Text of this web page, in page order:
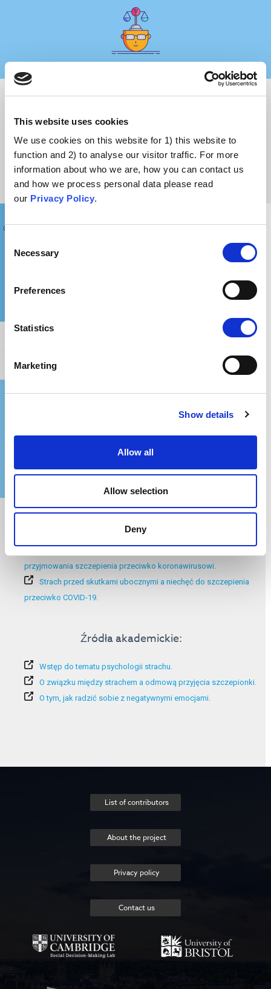
This website uses cookies
We use cookies on this website for 1) this website to
function and 2) to analyse our visitor traffic. For more
information about who we are, how you can contact us
and how we process personal data please read
our Privacy Policy.
Selection
Necessary
Preferences
Statistics
Marketing
Show details
Allow all
Allow selection
Deny
To zrozumiałe, że martwi nas to, jak organizm zareaguje na leczenie.
inne leki (np. antybiotyki) są czasami przepisywanie pacjentom i
potencjalne skutki uboczne, więc dociekanie, czy przypadkiem ich nie
nadużywamy, jest w pełni uzasadnione.
Co powiedzieć komuś, kto wyznaje takie poglądy?
Jak obalić ten argument?
Dodatkowe informacje:
Potencjalne skutki uboczne szczepionek przeciwko COVID-19.
przyjmowania szczepienia przeciwko koronawirusowi.
Strach przed skutkami ubocznymi a niechęć do szczepienia
przeciwko COVID-19.
Źródła akademickie:
Wstęp do tematu psychologii strachu.
O związku między strachem a odmową przyjęcia szczepionki.
O tym, jak radzić sobie z negatywnymi emocjami.
List of contributors
About the project
Privacy policy
Contact us